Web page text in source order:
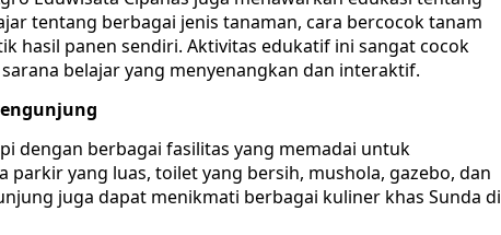
tentang berbagai jenis tanaman, cara bercocok tanam
hasil panen sendiri. Aktivitas edukatif ini sangat cocok
belajar yang menyenangkan dan interaktif.
dengan berbagai fasilitas yang memadai untuk
parkir yang luas, toilet yang bersih, mushola, gazebo, dan
juga dapat menikmati berbagai kuliner khas Sunda di